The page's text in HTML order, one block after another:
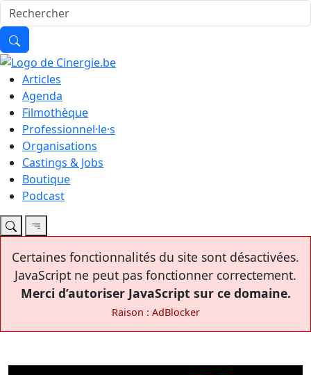
Articles
Agenda
Filmothèque
Professionnel·le·s
Organisations
Castings & Jobs
Boutique
Podcast
Certaines fonctionnalités du site sont désactivées.
JavaScript ne peut pas fonctionner correctement.
Merci d’autoriser JavaScript sur ce domaine.
Raison : AdBlocker